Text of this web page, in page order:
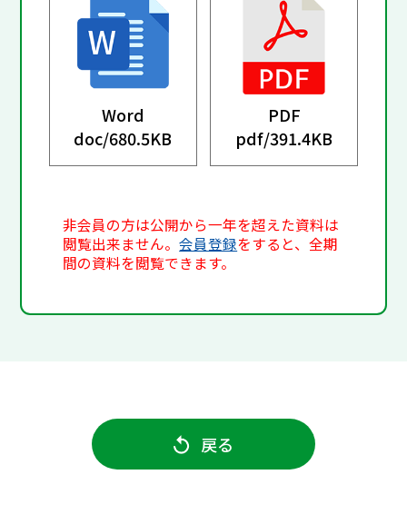
Word
doc/680.5KB
PDF
pdf/391.4KB
非会員の方は公開から一年を超えた資料は
閲覧出来ません。会員登録をすると、全期
間の資料を閲覧できます。
戻る